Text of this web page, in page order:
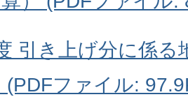
引き上げ分に係る
(PDFファイル: